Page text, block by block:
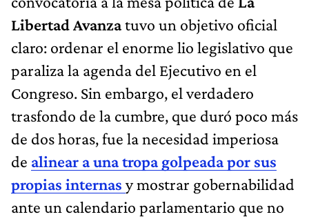
Libertad Avanzatuvo un objetivo oficial
claro: ordenar el enorme lio legislativo que
paraliza la agenda del Ejecutivo en el
Congreso. Sin embargo, el verdadero
trasfondo de la cumbre, que duró poco más
de dos horas, fue la necesidad imperiosa
de alinear a una tropa golpeada por sus
propias internas y mostrar gobernabilidad
ante un calendario parlamentario que no